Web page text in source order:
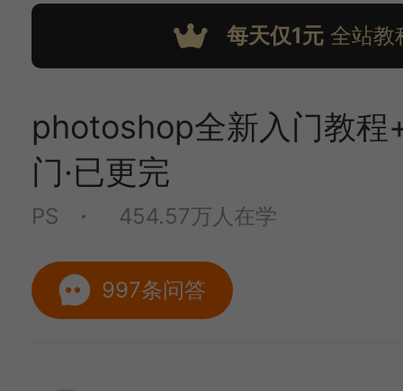
每天仅1元全站教
photoshop全新入门教程
门·已更完
PS 454.57万人在学
997条问答